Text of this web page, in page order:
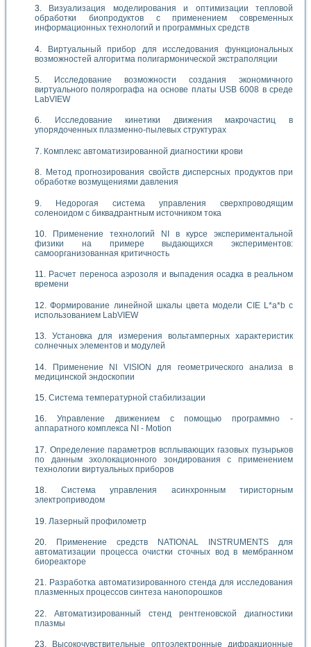
Визуализация моделирования и оптимизации тепловой
обработки биопродуктов с применением современных
информационных технологий и программных средств
Виртуальный прибор для исследования функциональных
возможностей алгоритма полигармонической экстраполяции
Исследование возможности создания экономичного
виртуального полярографа на основе платы USB 6008 в среде
LabVIEW
Исследование кинетики движения макрочастиц в
упорядоченных плазменно-пылевых структурах
Комплекс автоматизированной диагностики крови
Метод прогнозирования свойств дисперсных продуктов при
обработке возмущениями давления
Недорогая система управления сверхпроводящим
соленоидом с биквадрантным источником тока
Применение технологий NI в курсе экспериментальной
физики на примере выдающихся экспериментов:
самоорганизованная критичность
Расчет переноса аэрозоля и выпадения осадка в реальном
времени
Формирование линейной шкалы цвета модели CIE L*a*b с
использованием LabVIEW
Установка для измерения вольтамперных характеристик
солнечных элементов и модулей
Применение NI VISION для геометрического анализа в
медицинской эндоскопии
Система температурной стабилизации
Управление движением с помощью программно -
аппаратного комплекса NI - Motion
Определение параметров всплывающих газовых пузырьков
по данным эхолокационного зондирования с применением
технологии виртуальных приборов
Система управления асинхронным тиристорным
электроприводом
Лазерный профилометр
Применение средств NATIONAL INSTRUMENTS для
автоматизации процесса очистки сточных вод в мембранном
биореакторе
Разработка автоматизированного стенда для исследования
плазменных процессов синтеза нанопорошков
Автоматизированный стенд рентгеновской диагностики
плазмы
Высокочувствительные оптоэлектронные дифракционные